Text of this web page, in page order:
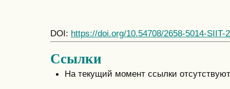
DOI: https://doi.org/10.54708/2658-5014-SIIT-
Ссылки
На текущий момент ссылки